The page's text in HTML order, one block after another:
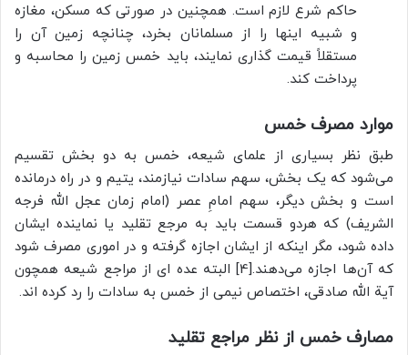
حاكم شرع لازم است. همچنین در صورتی که مسکن، مغازه
و شبیه اینها را از مسلمانان بخرد، چنانچه زمین آن را
مستقلاً قیمت گذاری نمایند، باید خمس زمین را محاسبه و
پرداخت کند.
موارد مصرف خمس
طبق نظر بسیاری از علمای شیعه، خمس به دو بخش تقسیم
می‌شود که یک بخش، سهم سادات نیازمند، یتیم و در راه درمانده
است و بخش دیگر، سهم امامِ عصر (امام زمان عجل الله فرجه
الشریف) که هردو قسمت باید به مرجع تقلید یا نماینده ایشان
داده شود، مگر اینکه از ایشان اجازه گرفته و در اموری مصرف شود
که آن‌ها اجازه می‌دهند.[4] البته عده ای از مراجع شیعه همچون
آیة الله صادقی، اختصاص نیمی از خمس به سادات را رد کرده اند.
مصارف خمس از نظر مراجع تقلید